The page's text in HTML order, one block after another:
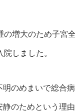
の増大のため子宮
しました。
明のめまいで総合
のためという理